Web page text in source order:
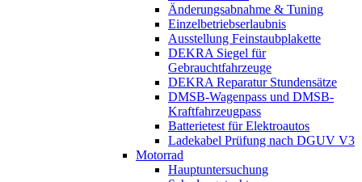
Änderungsabnahme & Tuning
Einzelbetriebserlaubnis
Ausstellung Feinstaubplakette
DEKRA Siegel für
Gebrauchtfahrzeuge
DEKRA Reparatur Stundensätze
DMSB-Wagenpass und DMSB-
Kraftfahrzeugpass
Batterietest für Elektroautos
Ladekabel Prüfung nach DGUV V3
Motorrad
Hauptuntersuchung